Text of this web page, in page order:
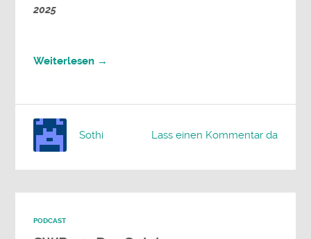
2025
Weiterlesen →
Lass einen Kommentar da
Sothi
PODCAST